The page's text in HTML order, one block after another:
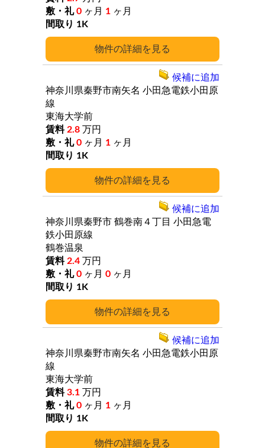
詳細
0 ヶ月 1 ヶ月
1K
詳細
神奈川県秦野市南矢名 小田急電鉄小田原
線
東海大学前
2.8 万円
0 ヶ月 1 ヶ月
1K
候補に追加
詳細
神奈川県秦野市 鶴巻南４丁目 小田急電
鉄小田原線
鶴巻温泉
2.4 万円
0 ヶ月 0 ヶ月
1K
候補に追加
詳細
神奈川県秦野市南矢名 小田急電鉄小田原
線
東海大学前
3.1 万円
0 ヶ月 1 ヶ月
1K
候補に追加